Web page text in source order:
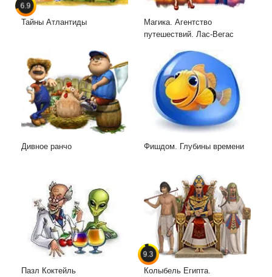
6.9
Тайны Атлантиды
Магика. Агентство
путешествий. Лас-Вегас
Дивное ранчо Фишдом. Глубины времени
Пазл Коктейль
9.3
Колыбель Египта.